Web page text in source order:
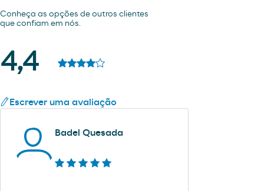
Conheça as opções de outros clientes
que confiam em nós.
4,4
Escrever uma avaliação
Badel Quesada